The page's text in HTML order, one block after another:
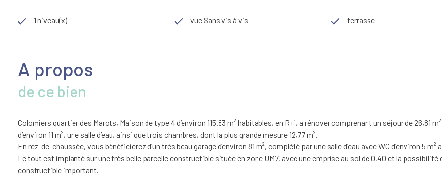
1 niveau(x) vue Sans vis à vis terrasse
A propos
de ce bien
Colomiers quartier des Marots, Maison de type 4 d’environ 115.83 m² habitables, en R+1, a rénover comprenant un séjour de 26,81
d’environ 11 m², une salle d’eau, ainsi que trois chambres, dont la plus grande mesure 12,77 m².
En rez-de-chaussée, vous bénéficierez d’un très beau garage d’environ 81 m², complété par une salle d’eau avec WC d’environ 5 m²
Le tout est implanté sur une très belle parcelle constructible située en zone UM7, avec une emprise au sol de 0,40 et la
constructible important.